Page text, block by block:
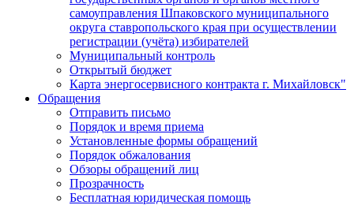
самоуправления Шпаковского муниципального
округа ставропольского края при осуществлении
регистрации (учёта) избирателей
Муниципальный контроль
Открытый бюджет
Карта энергосервисного контракта г. Михайловск"
Обращения
Отправить письмо
Порядок и время приема
Установленные формы обращений
Порядок обжалования
Обзоры обращений лиц
Прозрачность
Бесплатная юридическая помощь